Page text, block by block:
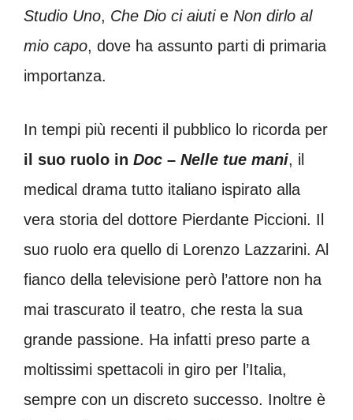
Studio Uno, Che Dio ci aiutie Non dirlo al
mio capo, dove ha assunto parti di primaria
importanza.
In tempi più recenti il pubblico lo ricorda per
il suo ruolo in Doc – Nelle tue mani, il
medical drama tutto italiano ispirato alla
vera storia del dottore Pierdante Piccioni. Il
suo ruolo era quello di Lorenzo Lazzarini. Al
fianco della televisione però l’attore non ha
mai trascurato il teatro, che resta la sua
grande passione. Ha infatti preso parte a
moltissimi spettacoli in giro per l’Italia,
sempre con un discreto successo. Inoltre è